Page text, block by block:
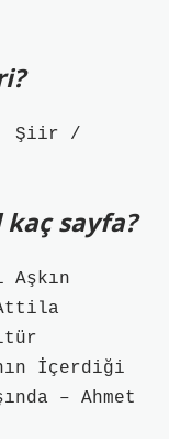
Şiir /
kaç sayfa?
Aşkın
İçerdiği
– Ahmet